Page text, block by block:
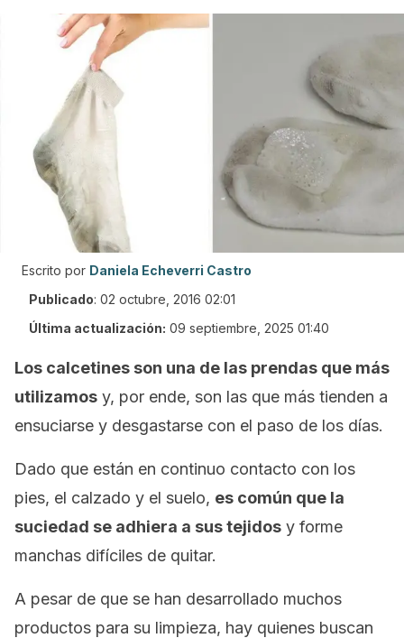
Escrito por Daniela Echeverri Castro
Publicado: 02 octubre, 2016 02:01
Última actualización: 09 septiembre, 2025 01:40
Los calcetines son una de las prendas que más
utilizamos y, por ende, son las que más tienden a
ensuciarse y desgastarse con el paso de los días.
Dado que están en continuo contacto con los
pies, el calzado y el suelo, es común que la
suciedad se adhiera a sus tejidos y forme
manchas difíciles de quitar.
A pesar de que se han desarrollado muchos
productos para su limpieza, hay quienes buscan